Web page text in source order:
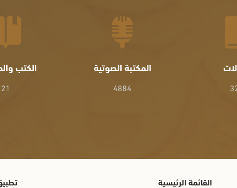
المكتبة الصوتية
4884
الكتب
21
القائمة الرئيسية